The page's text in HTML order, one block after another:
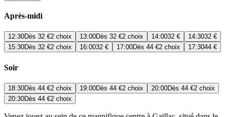
Après-midi
12:30Dès 32 €2 choix 13:00Dès 32 €2 choix 14:0032 € 14:3032 €
15:30Dès 32 €2 choix 16:0032 € 17:00Dès 44 €2 choix 17:3044 €
Soir
18:30Dès 44 €2 choix 19:00Dès 44 €2 choix 20:00Dès 44 €2 choix
20:30Dès 44 €2 choix